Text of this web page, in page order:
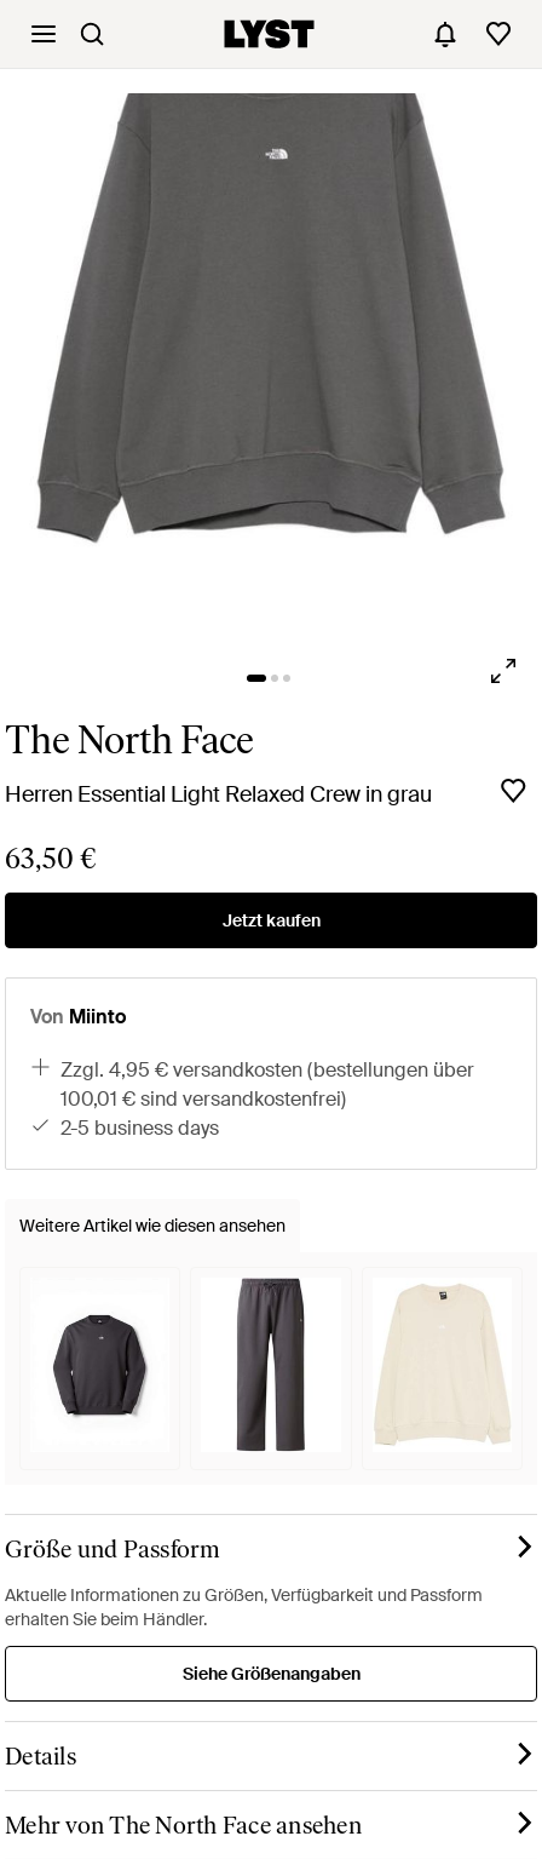
The North Face
Herren Essential Light Relaxed Crew in grau
63,50 €
Jetzt kaufen
Von Miinto
zzgl. 4,95 € versandkosten (bestellungen über
100,01 € sind versandkostenfrei)
2-5 business days
Weitere Artikel wie diesen ansehen
Größe und Passform
Aktuelle Informationen zu Größen, Verfügbarkeit und Passform
erhalten Sie beim Händler.
Siehe Größenangaben
Details
Mehr von The North Face ansehen